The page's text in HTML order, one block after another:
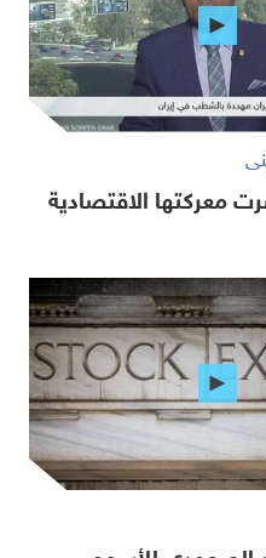
معركتها الاقتصادية